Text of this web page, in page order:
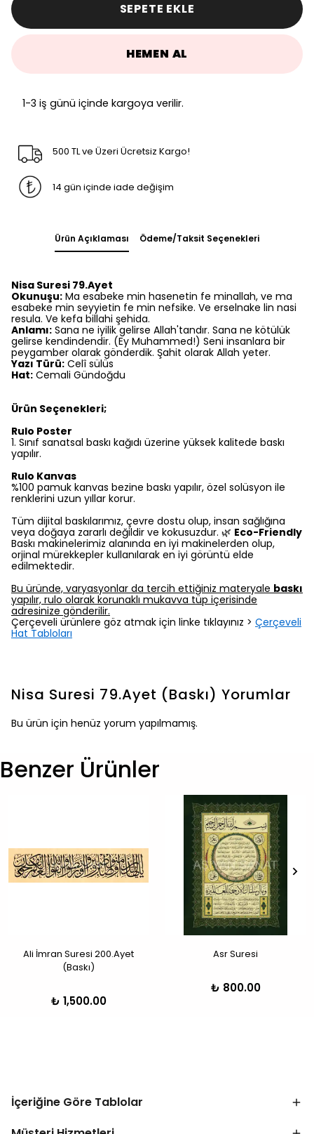
SEPETE EKLE
HEMEN AL
1-3 iş günü içinde kargoya verilir.
500 TL ve Üzeri Ücretsiz Kargo!
14 gün içinde iade değişim
Ürün Açıklaması Ödeme/Taksit Seçenekleri
Nisa Suresi 79.Ayet
Okunuşu: Ma esabeke min hasenetin fe minallah, ve ma
esabeke min seyyietin fe min nefsike. Ve erselnake lin nasi
resula. Ve kefa billahi şehida.
Anlamı: Sana ne iyilik gelirse Allah'tandır. Sana ne kötülük
gelirse kendindendir. (Ey Muhammed!) Seni insanlara bir
peygamber olarak gönderdik. Şahit olarak Allah yeter.
Yazı Türü: Celî sülüs
Hat: Cemali Gündoğdu
Ürün Seçenekleri;
Rulo Poster
1.⁠ ⁠Sınıf sanatsal baskı kağıdı üzerine yüksek kalitede baskı
yapılır.
Rulo Kanvas
%100 pamuk kanvas bezine baskı yapılır, özel solüsyon ile
renklerini uzun yıllar korur.
Tüm dijital baskılarımız, çevre dostu olup, insan sağlığına
veya doğaya zararlı değildir ve kokusuzdur. 🌿 Eco-Friendly
Baskı makinelerimiz alanında en iyi makinelerden olup,
orjinal mürekkepler kullanılarak en iyi görüntü elde
edilmektedir.
Bu üründe, varyasyonlar da tercih ettiğiniz materyale baskı
yapılır, rulo olarak korunaklı mukavva tüp içerisinde
adresinize gönderilir.
Çerçeveli ürünlere göz atmak için linke tıklayınız > Çerçeveli
Hat Tabloları
Nisa Suresi 79.Ayet (Baskı) Yorumlar
Bu ürün için henüz yorum yapılmamış.
Benzer Ürünler
Ali İmran Suresi 200.Ayet
(Baskı)
₺ 1,500.00
Asr Suresi
₺ 800.00
İçeriğine Göre Tablolar